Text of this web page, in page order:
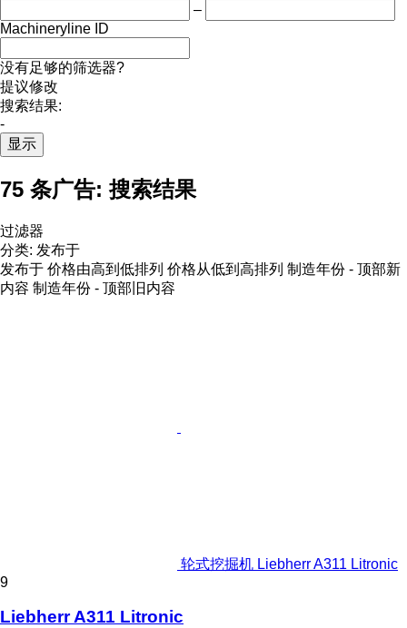
–
Machineryline ID
没有足够的筛选器?
提议修改
搜索结果:
-
显示
75 条广告:搜索结果
过滤器
分类: 发布于
发布于 价格由高到低排列 价格从低到高排列 制造年份 - 顶部新
内容 制造年份 - 顶部旧内容
轮式挖掘机 Liebherr A311 Litronic
9
Liebherr A311 Litronic